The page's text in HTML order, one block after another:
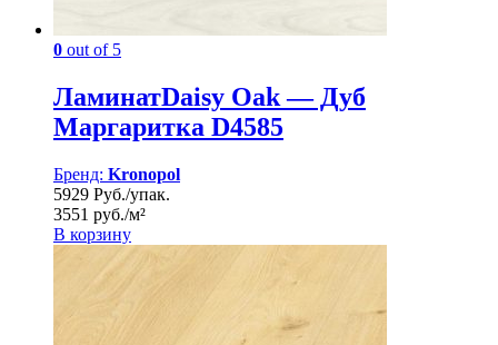
0 out of 5
ЛаминатDaisy Oak — Дуб
Маргаритка D4585
Бренд: Kronopol
5929 Руб./упак.
3551 руб./м²
В корзину